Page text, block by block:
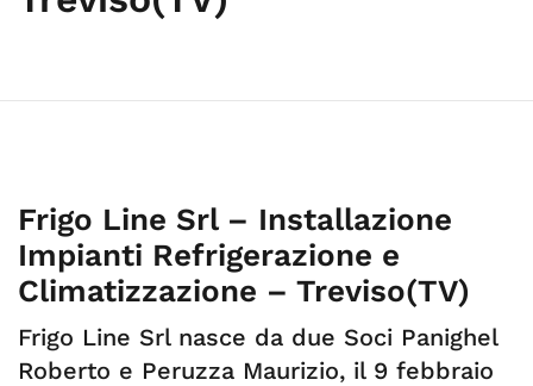
Frigo Line Srl – Installazione
Impianti Refrigerazione e
Climatizzazione – Treviso(TV)
Frigo Line Srl nasce da due Soci Panighel
Roberto e Peruzza Maurizio, il 9 febbraio